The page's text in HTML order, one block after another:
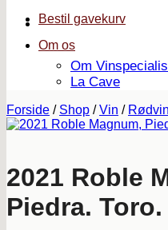
Bestil gavekurv
Om os
Om
La Cave
Forside / Shop / Vin / Rødvin
2021 Roble
Piedra.